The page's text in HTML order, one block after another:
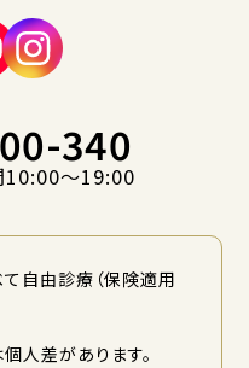
340
〜19:00
自由診療（保険適用
人差があります。